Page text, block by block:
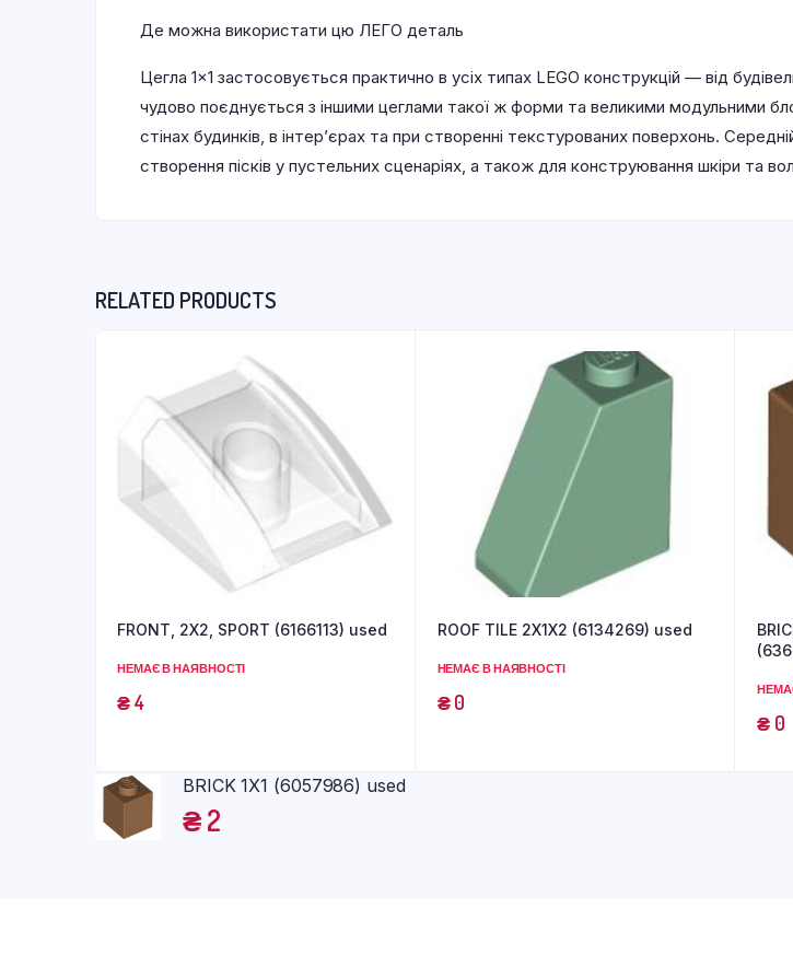
Де можна використати цю ЛЕГО деталь
Цегла 1×1 застосовується практично в усіх типах LEGO конструкцій — від
чудово поєднується з іншими цеглами такої ж форми та великими модульними
стінах будинків, в інтер’єрах та при створенні текстурованих поверхонь.
створення пісків у пустельних сценаріях, а також для конструювання шкіри та
RELATED PRODUCTS
FRONT, 2X2, SPORT (6166113) used
НЕМАЄ В НАЯВНОСТІ
₴4
ROOF TILE 2X1X2 (6134269) used
НЕМАЄ В НАЯВНОСТІ
₴0
₴0
BRICK 1X1 (6057986) used
₴2